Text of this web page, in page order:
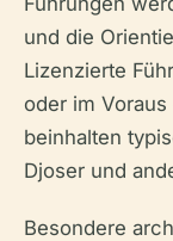
und die
Lizenzierte
oder im
beinhalten
Djoser und
Besondere